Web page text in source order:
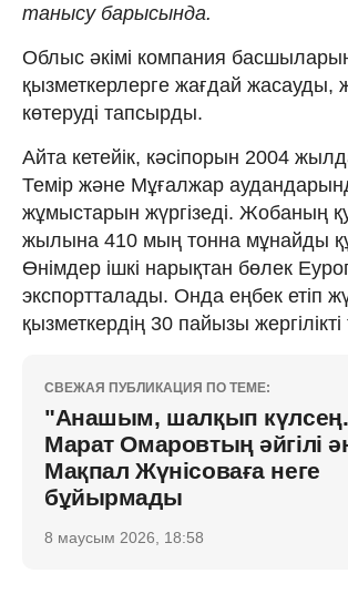
танысу барысында.
Облыс әкімі компания
қызметкерлерге жағдай жасауды,
көтеруді тапсырды.
Айта кетейік, кәсіпорын 2004
Темір және Мұғалжар
жұмыстарын жүргізеді. Жобаның
жылына 410 мың тонна мұнайды
Өнімдер ішкі нарықтан бөлек
экспортталады. Онда еңбек етіп
қызметкердің 30 пайызы
СВЕЖАЯ ПУБЛИКАЦИЯ ПО ТЕМЕ:
"Анашым, шалқып
Марат Омаровтың әйгілі
Мақпал Жүнісоваға неге
бұйырмады
8 маусым 2026, 18:58